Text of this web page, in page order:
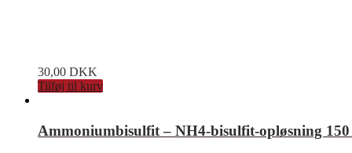
30,00 DKK
Tilføj til kurv
Ammoniumbisulfit – NH4-bisulfit-opløsning